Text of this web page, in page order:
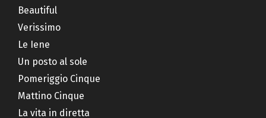
Beautiful
Verissimo
Le Iene
Un posto al sole
Pomeriggio Cinque
Mattino Cinque
La vita in diretta